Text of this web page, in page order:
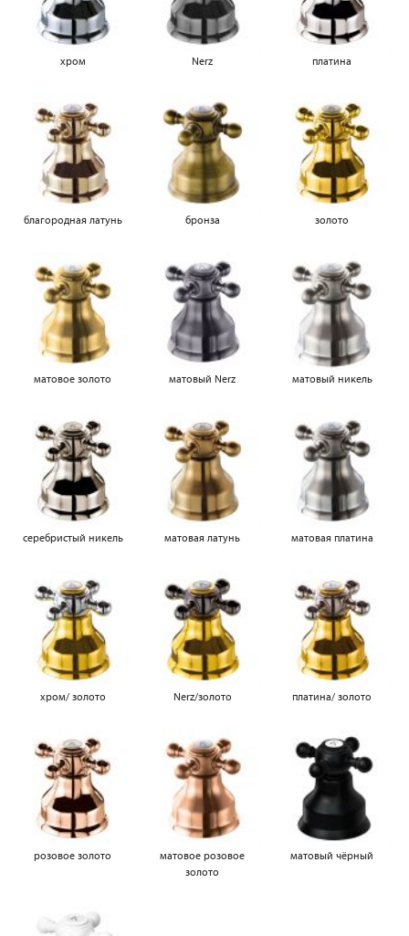
хром Nerz платина
благородная латунь бронза золото
матовое золото матовый Nerz матовый никель
серебристый никель матовая латунь матовая платина
хром/ золото Nerz/золото платина/ золото
розовое золото
матовое розовое
золото
матовый чёрный